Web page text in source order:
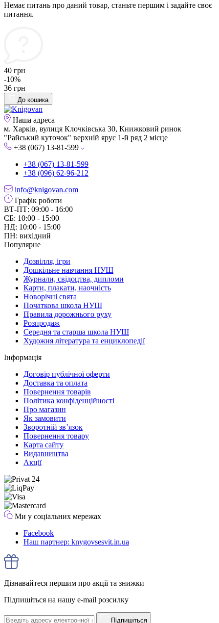
Немає питань про даний товар, станьте першим і задайте своє
питання.
40 грн
-10%
36 грн
До кошика
Наша адреса
м. Харків, вулиця Клочківська 30, Книжковий ринок
"Райський куточок" верхній ярус 1-й ряд 2 місце
+38 (067) 13-81-599
+38 (067) 13-81-599
+38 (096) 62-96-212
info@knigovan.com
Графік роботи
ВТ-ПТ: 09:00 - 16:00
СБ: 10:00 - 15:00
НД: 10:00 - 15:00
ПН: вихідний
Популярне
Дозвілля, ігри
Дошкільне навчання НУШ
Журнали, свідоцтва, дипломи
Карти, плакати, наочність
Новорічні свята
Початкова школа НУШ
Правила дорожнього руху
Розпродаж
Середня та старша школа НУШ
Художня література та енциклопедії
Інформація
Договір публічної оферти
Доставка та оплата
Повернення товарів
Політика конфіденційності
Про магазин
Як замовити
Зворотній зв’язок
Повернення товару
Карта сайту
Видавництва
Акції
Ми у соціальних мережах
Facebook
Наш партнер: knygovsesvit.in.ua
Дізнавайтеся першим про акції та знижки
Підпишіться на нашу e-mail розсилку
Підпишіться